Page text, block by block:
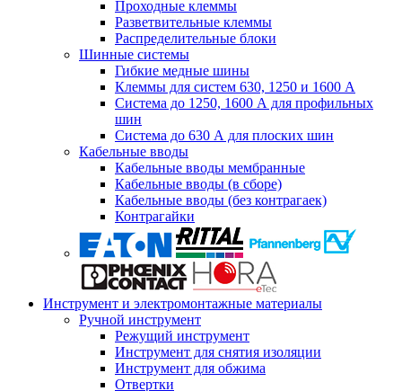
Проходные клеммы
Разветвительные клеммы
Распределительные блоки
Шинные системы
Гибкие медные шины
Клеммы для систем 630, 1250 и 1600 А
Система до 1250, 1600 А для профильных
шин
Система до 630 А для плоских шин
Кабельные вводы
Кабельные вводы мембранные
Кабельные вводы (в сборе)
Кабельные вводы (без контрагаек)
Контрагайки
Инструмент и электромонтажные материалы
Ручной инструмент
Режущий инструмент
Инструмент для снятия изоляции
Инструмент для обжима
Отвертки